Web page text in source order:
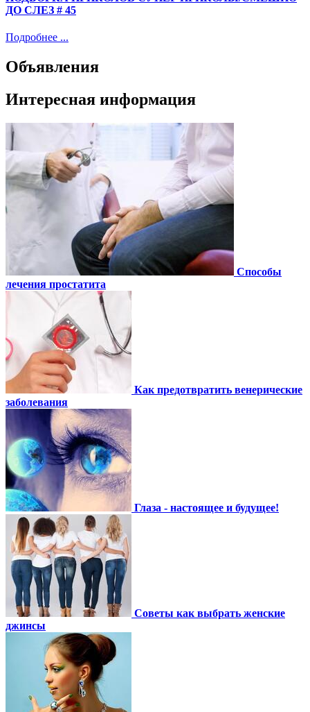
ДО СЛЕЗ # 45
Подробнее ...
Объявления
Интересная информация
Способы
лечения простатита
Как предотвратить венерические
заболевания
Глаза - настоящее и будущее!
Советы как выбрать женские
джинсы